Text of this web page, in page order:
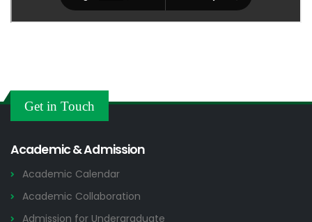
Get in Touch
Academic & Admission
Academic Calendar
Academic Collaboration
Admission for Undergraduate